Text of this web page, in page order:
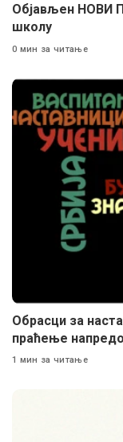
Објављен НОВИ
школу
0 мин за читање
Обрасци за
праћење
1 мин за читање